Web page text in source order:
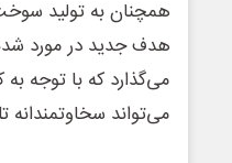
هدف جدید در مورد
می‌گذارد که با توجه
می‌تواند سخاوتمندانه